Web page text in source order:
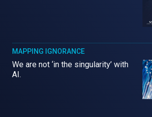
MAPPING IGNORANCE
We are not ‘in the singularity’ with
AI.